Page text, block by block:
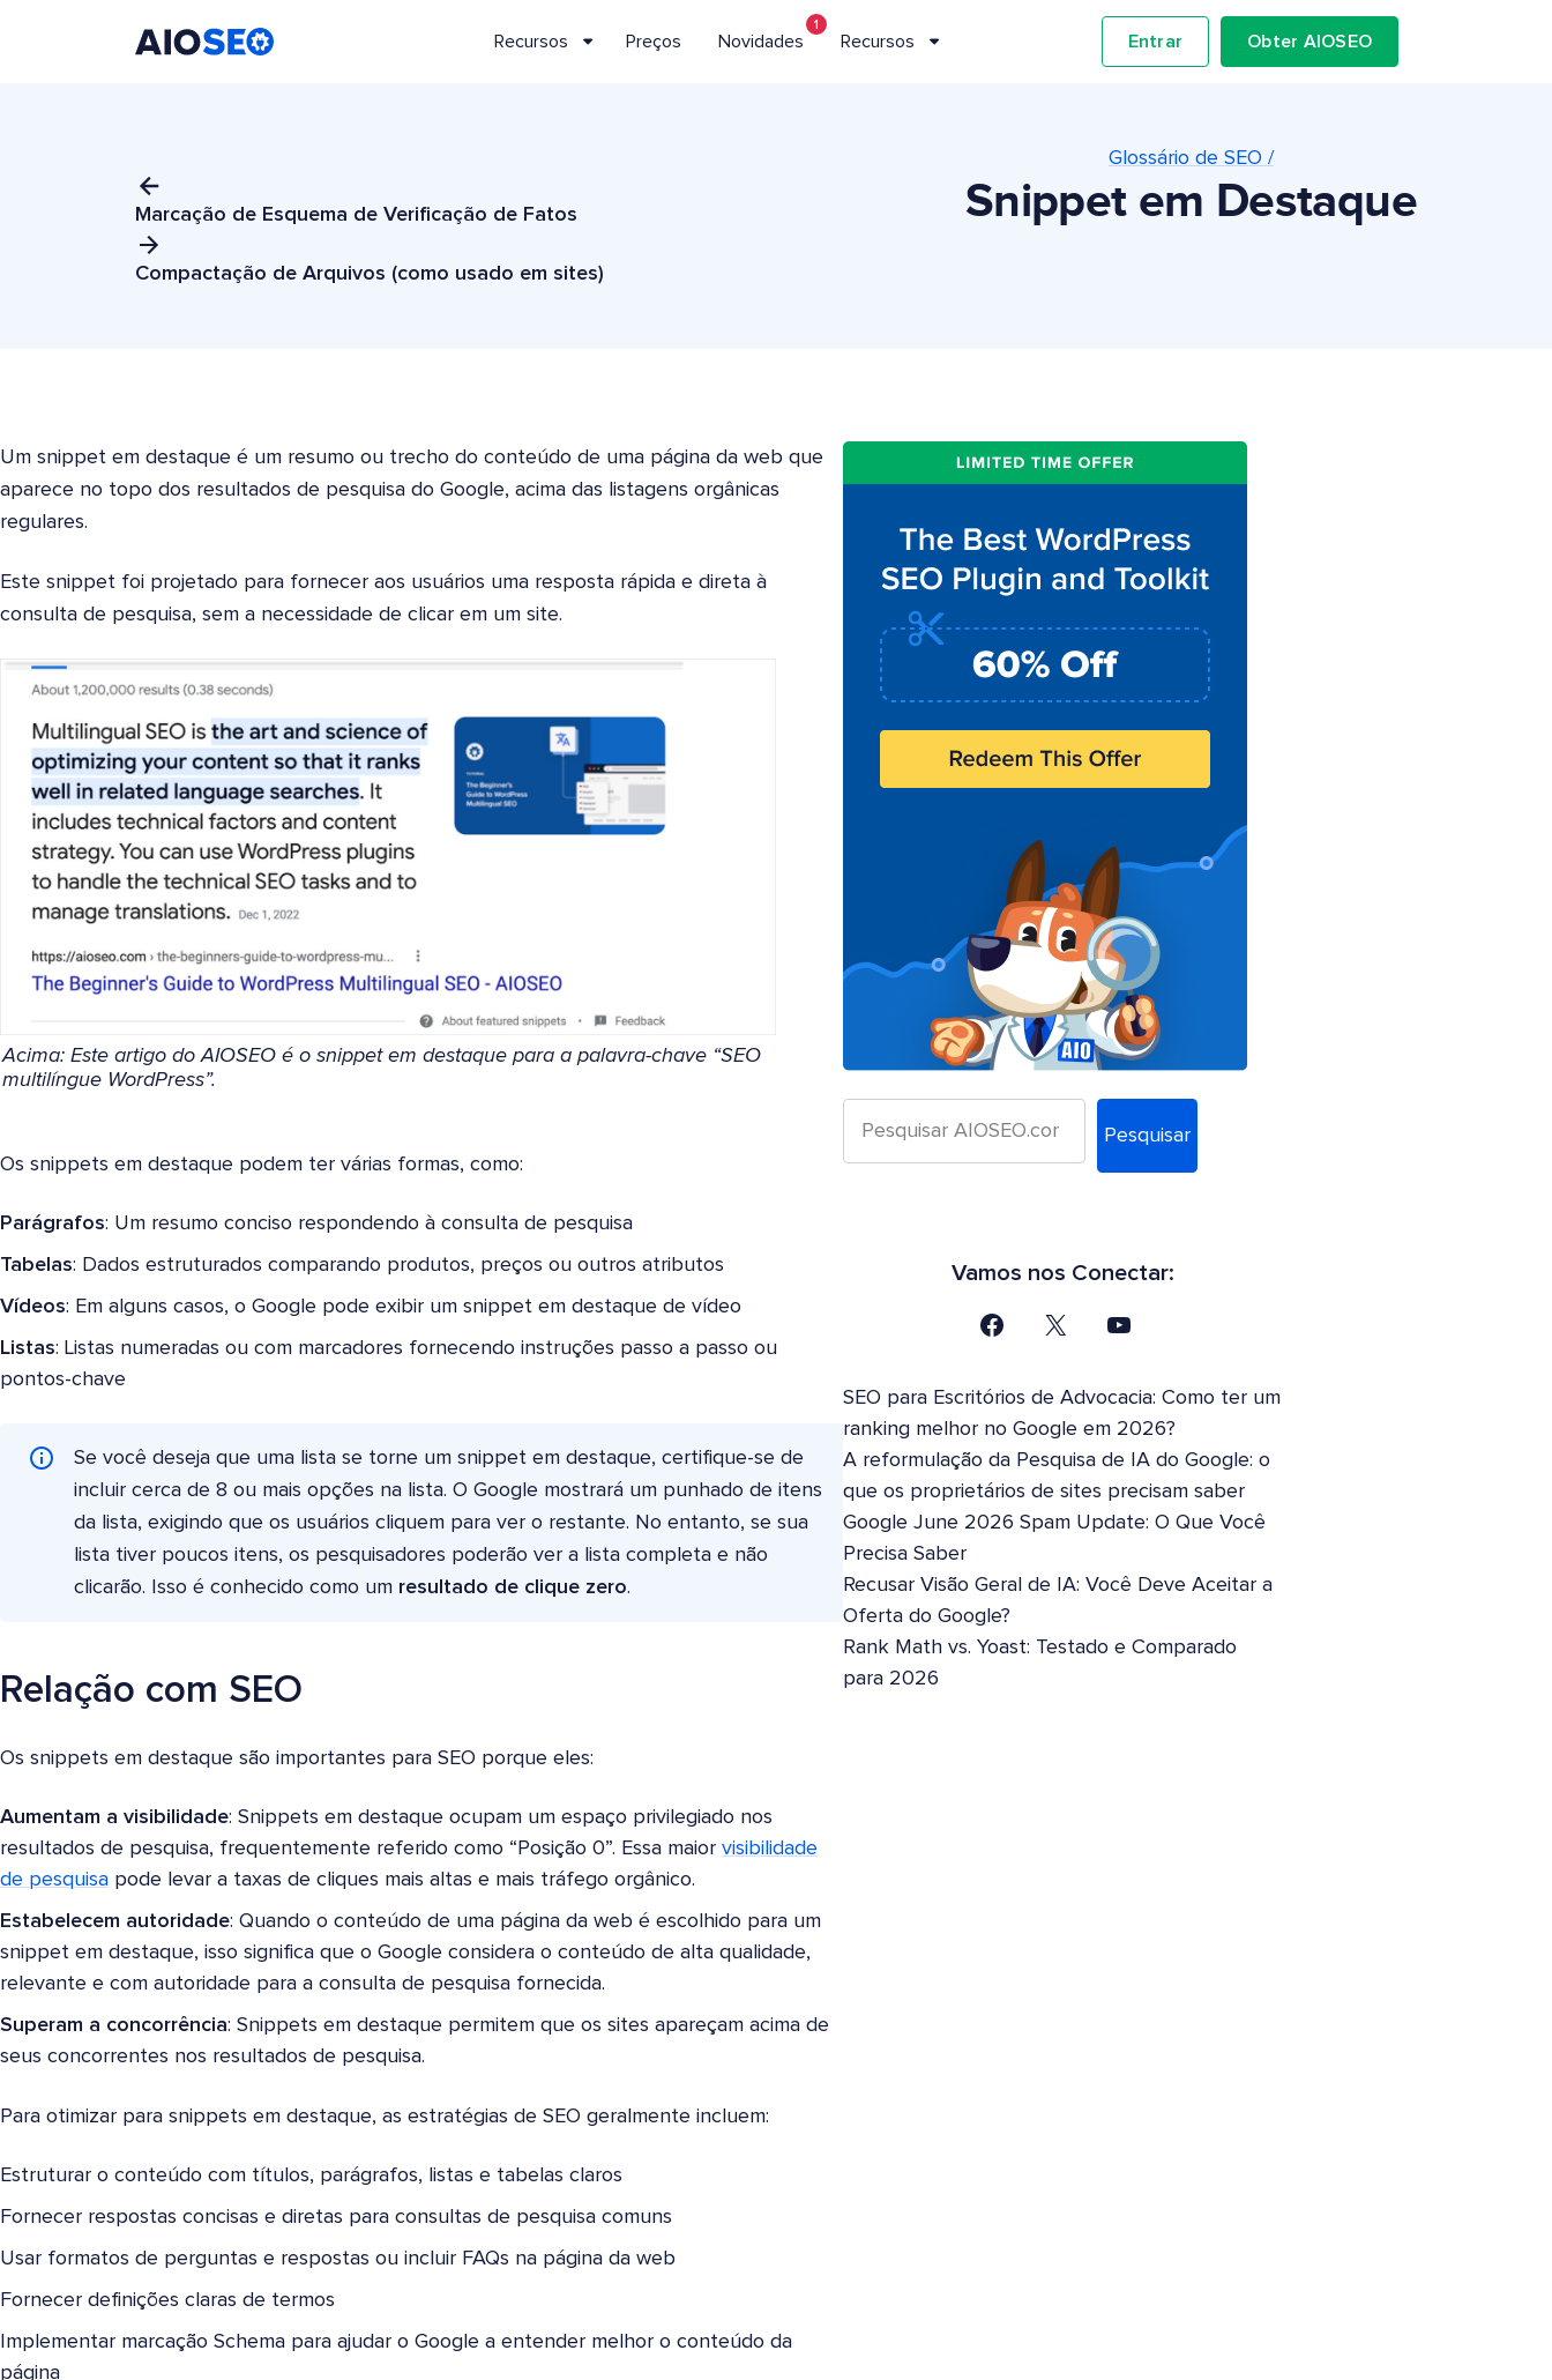
Recursos Preços Novidades
1
Recursos Entrar Obter AIOSEO
Marcação de Esquema de Verificação de Fatos
Glossário de SEO /
Snippet em Destaque
Compactação de Arquivos (como usado em sites)
Um snippet em destaque é um resumo ou trecho do conteúdo de uma página da web que
aparece no topo dos resultados de pesquisa do Google, acima das listagens orgânicas
regulares.
Este snippet foi projetado para fornecer aos usuários uma resposta rápida e direta à
consulta de pesquisa, sem a necessidade de clicar em um site.
Acima: Este artigo do AIOSEO é o snippet em destaque para a palavra-chave “SEO
multilíngue WordPress”.
Os snippets em destaque podem ter várias formas, como:
Parágrafos: Um resumo conciso respondendo à consulta de pesquisa
Tabelas: Dados estruturados comparando produtos, preços ou outros atributos
Vídeos: Em alguns casos, o Google pode exibir um snippet em destaque de vídeo
Listas: Listas numeradas ou com marcadores fornecendo instruções passo a passo ou
pontos-chave
Se você deseja que uma lista se torne um snippet em destaque, certifique-se de
incluir cerca de 8 ou mais opções na lista. O Google mostrará um punhado de itens
da lista, exigindo que os usuários cliquem para ver o restante. No entanto, se sua
lista tiver poucos itens, os pesquisadores poderão ver a lista completa e não
clicarão. Isso é conhecido como um resultado de clique zero.
Relação com SEO
Os snippets em destaque são importantes para SEO porque eles:
Aumentam a visibilidade: Snippets em destaque ocupam um espaço privilegiado nos
resultados de pesquisa, frequentemente referido como “Posição 0”. Essa maior visibilidade
de pesquisa pode levar a taxas de cliques mais altas e mais tráfego orgânico.
Estabelecem autoridade: Quando o conteúdo de uma página da web é escolhido para um
snippet em destaque, isso significa que o Google considera o conteúdo de alta qualidade,
relevante e com autoridade para a consulta de pesquisa fornecida.
Superam a concorrência: Snippets em destaque permitem que os sites apareçam acima de
seus concorrentes nos resultados de pesquisa.
Para otimizar para snippets em destaque, as estratégias de SEO geralmente incluem:
Estruturar o conteúdo com títulos, parágrafos, listas e tabelas claros
Fornecer respostas concisas e diretas para consultas de pesquisa comuns
Usar formatos de perguntas e respostas ou incluir FAQs na página da web
Fornecer definições claras de termos
Implementar marcação Schema para ajudar o Google a entender melhor o conteúdo da
página
Pesquisar
Vamos nos Conectar:
SEO para Escritórios de Advocacia: Como ter um
ranking melhor no Google em 2026?
A reformulação da Pesquisa de IA do Google: o
que os proprietários de sites precisam saber
Google June 2026 Spam Update: O Que Você
Precisa Saber
Recusar Visão Geral de IA: Você Deve Aceitar a
Oferta do Google?
Rank Math vs. Yoast: Testado e Comparado
para 2026